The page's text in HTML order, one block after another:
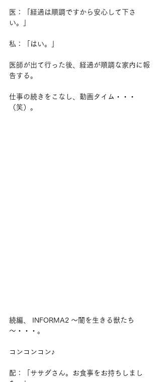
医：「経過は順調ですから安心して下さ
い。」
私：「はい。」
医師が出て行った後、経過が順調な家内に報
告する。
仕事の続きをこなし、動画タイム・・・
（笑）。
続編、 INFORMA2 ～闇を生きる獣たち
～・・・。
コンコンコン♪
配：「ササダさん。お食事をお持ちしまし